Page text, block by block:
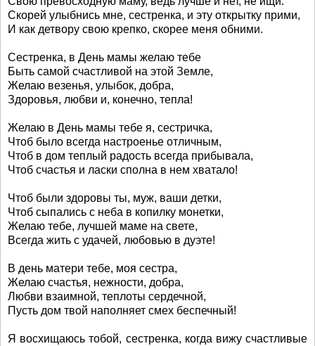
Скорей улыбнись мне, сестренка, и эту открытку прими,
И как детвору свою крепко, скорее меня обними.
Сестренка, в День мамы желаю тебе
Быть самой счастливой на этой Земле,
Желаю везенья, улыбок, добра,
Здоровья, любви и, конечно, тепла!
Желаю в День мамы тебе я, сестричка,
Чтоб было всегда настроенье отличным,
Чтоб в дом теплый радость всегда прибывала,
Чтоб счастья и ласки сполна в нем хватало!
Чтоб были здоровы ты, муж, ваши детки,
Чтоб сыпались с неба в копилку монетки,
Желаю тебе, лучшей маме на свете,
Всегда жить с удачей, любовью в дуэте!
В день матери тебе, моя сестра,
Желаю счастья, нежности, добра,
Любви взаимной, теплоты сердечной,
Пусть дом твой наполняет смех беспечный!
Я восхищаюсь тобой, сестренка, когда вижу счастливые